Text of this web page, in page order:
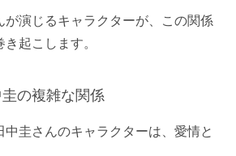
が演じるキャラクターが、この関係
起こします。
の複雑な関係
中圭さんのキャラクターは、愛情と